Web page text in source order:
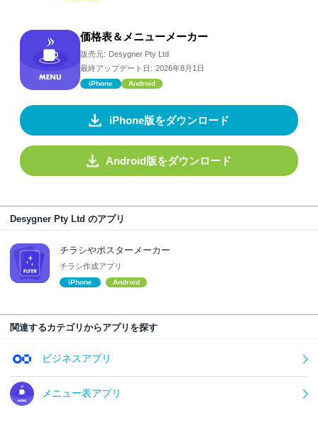
価格表＆メニューメーカー
販売元: Desygner Pty Ltd
最終アップデート日: 2026年8月1日
iPhone Android
iPhone版をダウンロード
Android版をダウンロード
Desygner Pty Ltd のアプリ
チラシやポスターメーカー
チラシ作成アプリ
iPhone Android
関連するカテゴリからアプリを探す
ビジネスアプリ
メニュー表アプリ